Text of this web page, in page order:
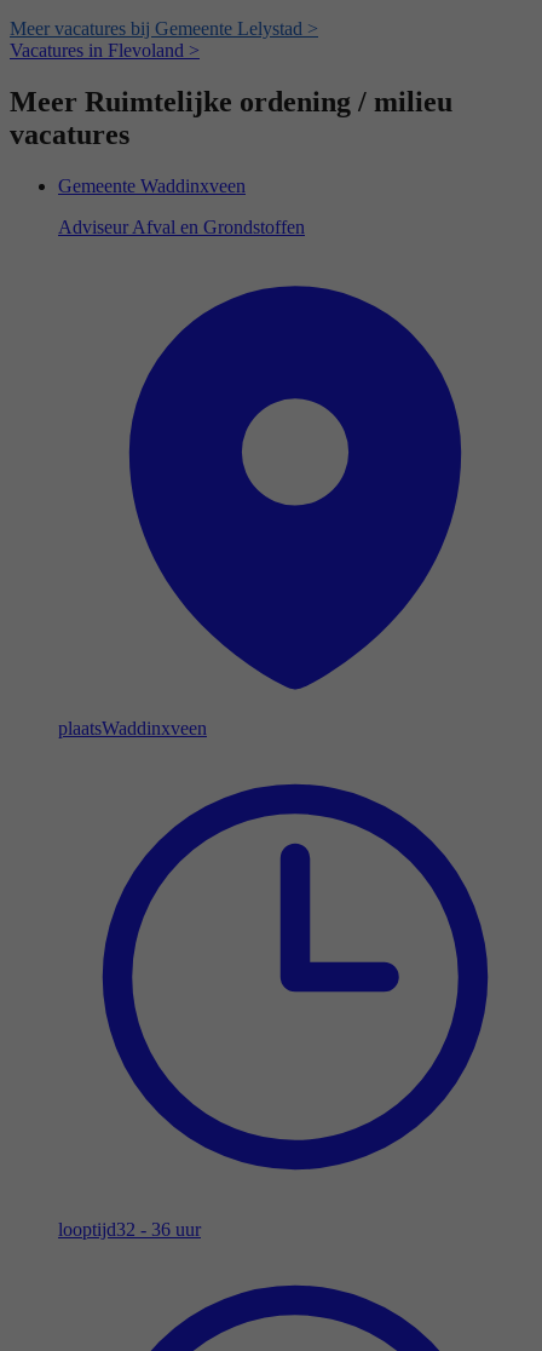
Meer vacatures bij Gemeente Lelystad >
Vacatures in Flevoland >
Meer Ruimtelijke ordening / milieu
vacatures
Gemeente Waddinxveen
Adviseur Afval en Grondstoffen
plaatsWaddinxveen
looptijd32 - 36 uur